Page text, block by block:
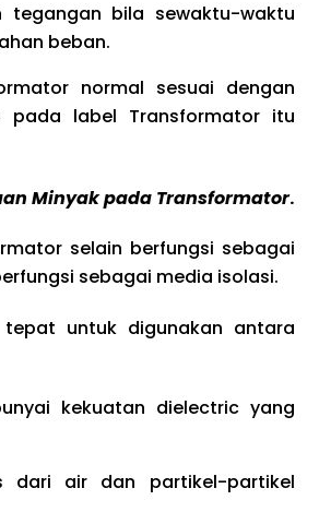
tegangan bila sewaktu-waktu
beban.
normal sesuai dengan
pada label Transformator itu
Minyak pada Transformator.
selain berfungsi sebagai
sebagai media isolasi.
tepat untuk digunakan antara
kekuatan dielectric yang
dari air dan partikel-partikel